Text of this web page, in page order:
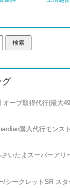
グ
ーブ取得代行(最大
購入代行モンス
いたまスーパーアリ
/シークレットSR ス